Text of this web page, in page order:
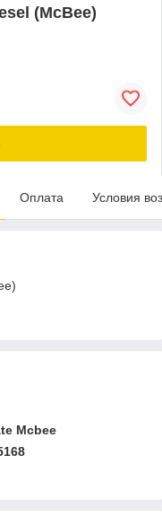
(McBee)
Оплата Условия
Mcbee